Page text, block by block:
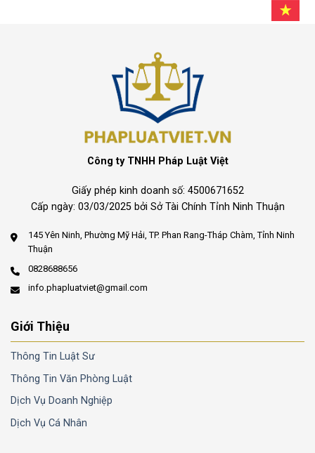
Công ty TNHH Pháp Luật Việt
Giấy phép kinh doanh số: 4500671652
Cấp ngày: 03/03/2025 bởi Sở Tài Chính Tỉnh Ninh Thuận
145 Yên Ninh, Phường Mỹ Hải, TP. Phan Rang-Tháp Chàm, Tỉnh Ninh
Thuận
0828688656
info.phapluatviet@gmail.com
Giới Thiệu
Thông Tin Luật Sư
Thông Tin Văn Phòng Luật
Dịch Vụ Doanh Nghiệp
Dịch Vụ Cá Nhân